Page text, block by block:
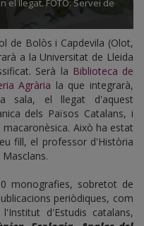
el llegat. FOTO: Servei de
de Bolòs i Capdevila (Olot,
a la Universitat de Lleida
Serà la Biblioteca de
Agrària la que integrarà,
sala, el llegat d'aquest
dels Països Catalans, i
Això ha estat
fill, el professor d'Història
monografies, sobretot de
periòdiques, com
d'Estudis catalans,